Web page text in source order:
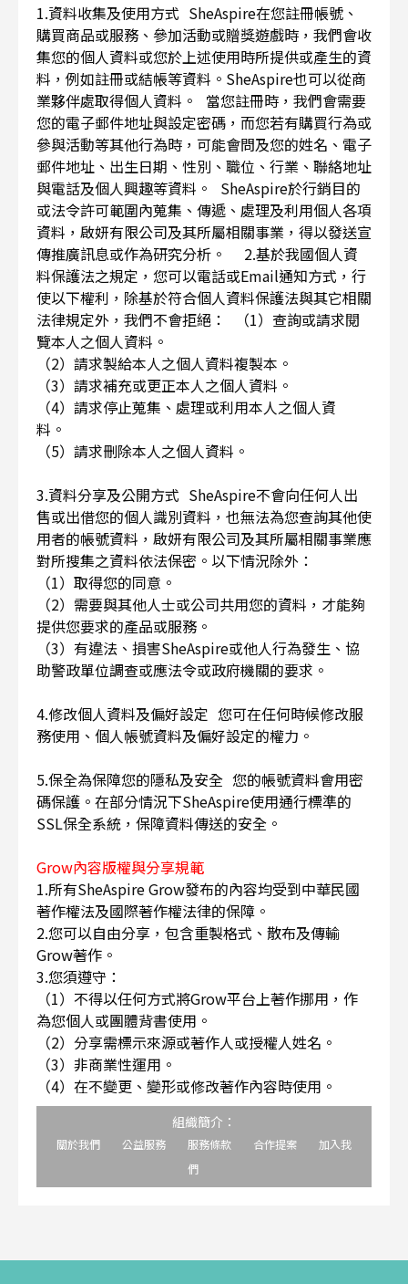
1.資料收集及使用方式 SheAspire在您註冊帳號、
購買商品或服務、參加活動或贈獎遊戲時，我們會收
集您的個人資料或您於上述使用時所提供或產生的資
料，例如註冊或結帳等資料。SheAspire也可以從商
業夥伴處取得個人資料。 當您註冊時，我們會需要
您的電子郵件地址與設定密碼，而您若有購買行為或
參與活動等其他行為時，可能會問及您的姓名、電子
郵件地址、出生日期、性別、職位、行業、聯絡地址
與電話及個人興趣等資料。 SheAspire於行銷目的
或法令許可範圍內蒐集、傳遞、處理及利用個人各項
資料，啟妍有限公司及其所屬相關事業，得以發送宣
傳推廣訊息或作為研究分析。 2.基於我國個人資
料保護法之規定，您可以電話或Email通知方式，行
使以下權利，除基於符合個人資料保護法與其它相關
法律規定外，我們不會拒絕： （1）查詢或請求閱
覽本人之個人資料。
（2）請求製給本人之個人資料複製本。
（3）請求補充或更正本人之個人資料。
（4）請求停止蒐集、處理或利用本人之個人資
料。
（5）請求刪除本人之個人資料。
3.資料分享及公開方式 SheAspire不會向任何人出
售或出借您的個人識別資料，也無法為您查詢其他使
用者的帳號資料，啟妍有限公司及其所屬相關事業應
對所搜集之資料依法保密。以下情況除外：
（1）取得您的同意。
（2）需要與其他人士或公司共用您的資料，才能夠
提供您要求的產品或服務。
（3）有違法、損害SheAspire或他人行為發生、協
助警政單位調查或應法令或政府機關的要求。
4.修改個人資料及偏好設定 您可在任何時候修改服
務使用、個人帳號資料及偏好設定的權力。
5.保全為保障您的隱私及安全 您的帳號資料會用密
碼保護。在部分情況下SheAspire使用通行標準的
SSL保全系統，保障資料傳送的安全。
Grow內容版權與分享規範
1.所有SheAspire Grow發布的內容均受到中華民國
著作權法及國際著作權法律的保障。
2.您可以自由分享，包含重製格式、散布及傳輸
Grow著作。
3.您須遵守：
（1）不得以任何方式將Grow平台上著作挪用，作
為您個人或團體背書使用。
（2）分享需標示來源或著作人或授權人姓名。
（3）非商業性運用。
（4）在不變更、變形或修改著作內容時使用。
組織簡介：
關於我們 公益服務 服務條款 合作提案
加入我
們